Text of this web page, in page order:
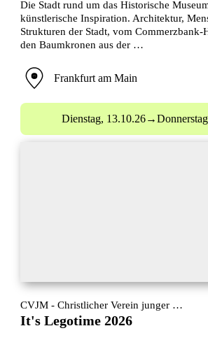
Die Stadt rund um das Historische
künstlerische Inspiration. Architektur,
Strukturen der Stadt, vom Commerzbank-
den Baumkronen aus der …
Frankfurt am Main
Dienstag, 13.10.26→
CVJM - Christlicher Verein junger …
It's Legotime 2026